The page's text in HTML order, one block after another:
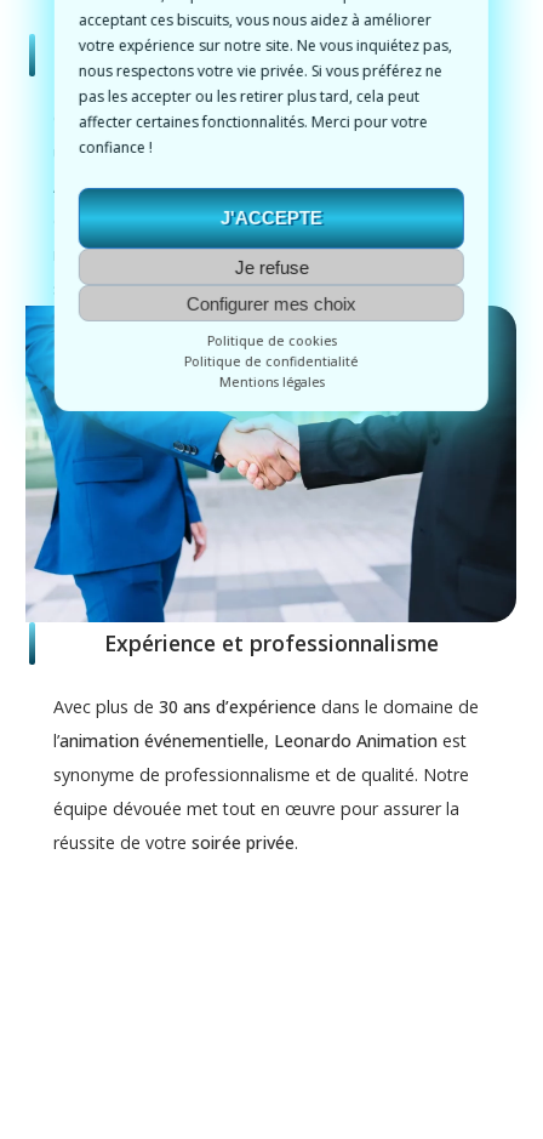
acceptant ces biscuits, vous nous aidez à améliorer
votre expérience sur notre site. Ne vous inquiétez pas,
nous respectons votre vie privée. Si vous préférez ne
pas les accepter ou les retirer plus tard, cela peut
affecter certaines fonctionnalités. Merci pour votre
confiance !
J'ACCEPTE
Je refuse
Configurer mes choix
Politique de cookies
Politique de confidentialité
Mentions légales
Un DJ Privé flexible et qui s’adapte
Que vous organisiez unesoirée intime à domicile
unefête dans un lieu événementiel
Animations’adapte à vos besoins et à votre
environnement. Nous sommes flexibles et prêts à
répondre à toutes vos demandes pour que votre
soiréesoit un succès.
Expérience et professionnalisme
Avec plus de 30 ans d’expériencedans le domaine de
l’animation événementielle, Leonardo Animationest
synonyme de professionnalisme et de qualité. Notre
équipe dévouée met tout en œuvre pour assurer la
réussite de votre soirée privée.